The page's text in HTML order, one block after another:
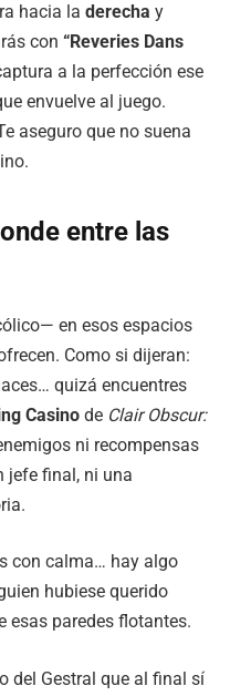
hacia la derecha y
con “Reveries Dans
a la perfección ese
envuelve al juego.
aseguro que no suena
entre las
en esos espacios
Como si dijeran:
quizá encuentres
Casino de Clair Obscur:
ni recompensas
jefe final, ni una
con calma… hay algo
hubiese querido
esas paredes flotantes.
del Gestral que al final sí